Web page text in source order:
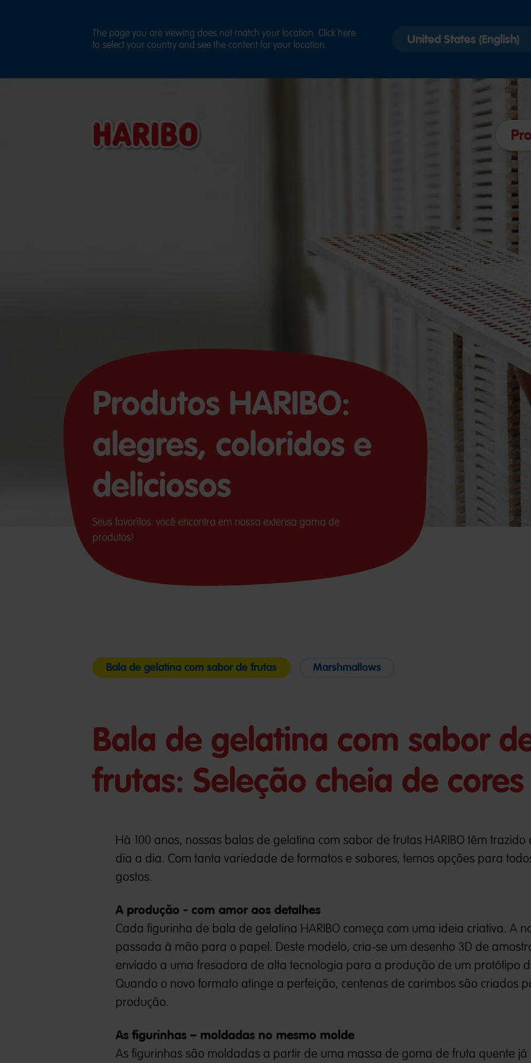
Produtos HARIBO:
alegres, coloridos e
deliciosos
Seus favoritos: você encontra em nossa extensa gama de
produtos!
Bala de gelatina com sabor de frutas Marshmallows
Bala de gelatina com sabor
frutas: Seleção cheia de cores
Há 100 anos, nossas balas de gelatina com sabor de frutas HARIBO têm
dia a dia. Com tanta variedade de formatos e sabores, temos opções para
gostos.
A produção - com amor aos detalhes
Cada figurinha de bala de gelatina HARIBO começa com uma ideia criativa. A
passada à mão para o papel. Deste modelo, cria-se um desenho 3D de
enviado a uma fresadora de alta tecnologia para a produção de um protótipo
Quando o novo formato atinge a perfeição, centenas de carimbos são criados
produção.
As figurinhas – moldadas no mesmo molde
As figurinhas são moldadas a partir de uma massa de goma de fruta quente já
The page you are viewing does not match your location. Click here
to select your country and see the content for your location.
country